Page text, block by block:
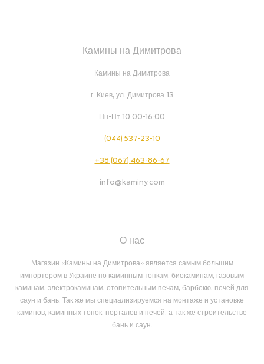
Камины на Димитрова
Камины на Димитрова
г. Киев, ул. Димитрова 13
Пн-Пт 10:00-16:00
(044) 537-23-10
+38 (067) 463-86-67
info@kaminy.com
О нас
Магазин «Камины на Димитрова» является самым большим
импортером в Украине по каминным топкам, биокаминам, газовым
каминам, электрокаминам, отопительным печам, барбекю, печей для
саун и бань. Так же мы специализируемся на монтаже и установке
каминов, каминных топок, порталов и печей, а так же строительстве
бань и саун.